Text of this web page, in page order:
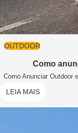
OUTDOOR
Como
Como Anunciar Outdoor
LEIA MAIS